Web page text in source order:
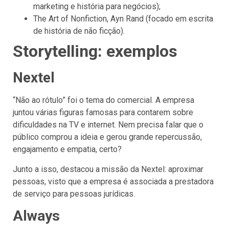
marketing e história para negócios);
The Art of Nonfiction, Ayn Rand (focado em escrita
de história de não ficção).
Storytelling: exemplos
Nextel
“Não ao rótulo” foi o tema do comercial. A empresa
juntou várias figuras famosas para contarem sobre
dificuldades na TV e internet. Nem precisa falar que o
público comprou a ideia e gerou grande repercussão,
engajamento e empatia, certo?
Junto a isso, destacou a missão da Nextel: aproximar
pessoas, visto que a empresa é associada a prestadora
de serviço para pessoas jurídicas.
Always